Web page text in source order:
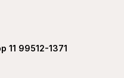
11 99512-1371